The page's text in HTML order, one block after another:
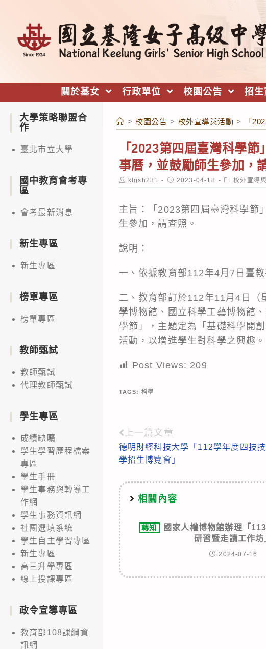
關於基女 行政單位 校園公告 招生
> 校園公告 > 校外宣導與活動 > 「
「2023第四屆臺灣科學
事曆，並鼓勵師生參加，
Post
author:
klgsh231
Post
published:
2023-04-18
Post
category:
校外宣導
主旨：「2023第四屆臺灣科學節
生參加，請查照。
說明：
一、依據教育部112年4月7日臺
二、教育部訂於112年11月4日（
學博物館、國立科學工藝博物館
學節」，主題定為「基礎科學開
活動，以增進學生對科學之興趣。
Post Views: 209
TAGS: 科學
Read
more
上一篇文章
德明財經科技大學「112學年度四技
學招生博覽會」
相關內容
轉知
國家人權博物館辦理「
研習暨走讀工作坊
2024-07-16
大學策略聯盟合
作
臺北市立大學
國中教育會考專
區
會考最新消息
新生專區
新生專區
榜單專區
榜單專區
教師甄試
教師甄試
代理教師甄試
學生專區
成績缺曠
學生學習歷程檔案
專區
學生手冊
學生事務與轉導工
作網
學生事務資訊網
社團選填系統
學生自主學習專區
新生專區
高三升學專區
線上授課專區
政令宣導專區
教育部108課綱資
訊網